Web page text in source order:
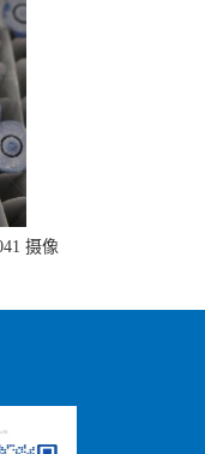
摄像